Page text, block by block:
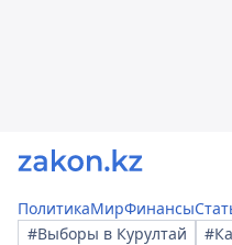
ПолитикаМирФинансы
#Выборы в Курултай